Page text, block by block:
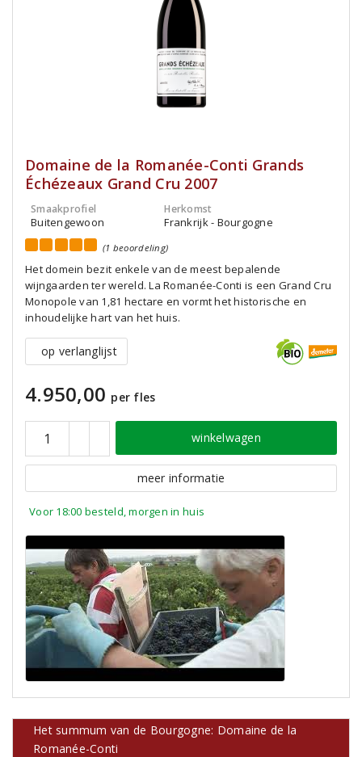
Domaine de la Romanée-Conti Grands
Échézeaux Grand Cru 2007
Smaakprofiel
Buitengewoon
Herkomst
Frankrijk - Bourgogne
(1 beoordeling)
Het domein bezit enkele van de meest bepalende
wijngaarden ter wereld. La Romanée-Conti is een Grand Cru
Monopole van 1,81 hectare en vormt het historische en
inhoudelijke hart van het huis.
op verlanglijst
4.950,00 per fles
winkelwagen
meer informatie
Voor 18:00 besteld, morgen in huis
Het summum van de Bourgogne: Domaine de la
Romanée-Conti